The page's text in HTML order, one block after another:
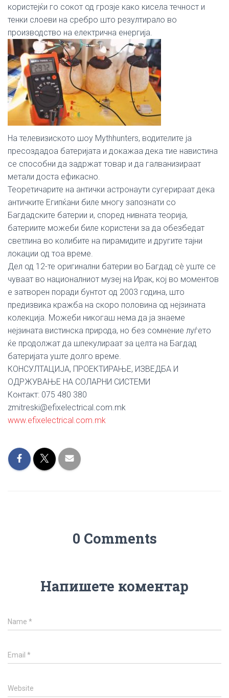
користејќи го сокот од грозје како кисела течност и
тенки слоеви на сребро што резултирало во
производство на електрична енергија.
На телевизиското шоу Mythhunters, водителите ја
пресоздадоа батеријата и докажаа дека тие навистина
се способни да задржат товар и да галванизираат
метали доста ефикасно.
Теоретичарите на антички астронаути сугерираат дека
античките Египќани биле многу запознати со
Багдадските батерии и, според нивната теорија,
батериите можеби биле користени за да обезбедат
светлина во колибите на пирамидите и другите тајни
локации од тоа време.
Дел од 12-те оригинални батерии во Багдад сè уште се
чуваат во националниот музеј на Ирак, кој во моментов
е затворен поради бунтот од 2003 година, што
предизвика кражба на скоро половина од нејзината
колекција. Можеби никогаш нема да ја знаеме
нејзината вистинска природа, но без сомнение луѓето
ќе продолжат да шпекулираат за целта на Багдад
батеријата уште долго време.
КОНСУЛТАЦИЈА, ПРОЕКТИРАЊЕ, ИЗВЕДБА И
ОДРЖУВАЊЕ НА СОЛАРНИ СИСТЕМИ
Контакт: 075 480 380
zmitreski@efixelectrical.com.mk
www.efixelectrical.com.mk
0 Comments
Напишете коментар
Name *
Email *
Website